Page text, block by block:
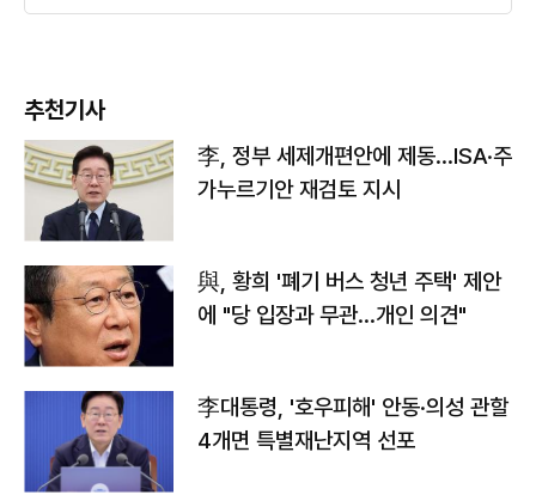
추천기사
李, 정부 세제개편안에 제동…ISA·주
가누르기안 재검토 지시
與, 황희 '폐기 버스 청년 주택' 제안
에 "당 입장과 무관…개인 의견"
李대통령, '호우피해' 안동·의성 관할
4개면 특별재난지역 선포